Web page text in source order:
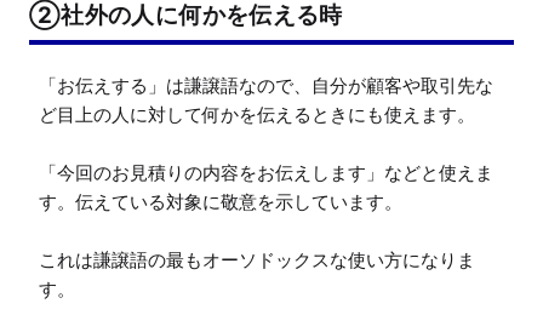
②社外の人に何かを伝える時
「お伝えする」は謙譲語なので、自分が顧客や取引先な
ど目上の人に対して何かを伝えるときにも使えます。
「今回のお見積りの内容をお伝えします」などと使えま
す。伝えている対象に敬意を示しています。
これは謙譲語の最もオーソドックスな使い方になりま
す。